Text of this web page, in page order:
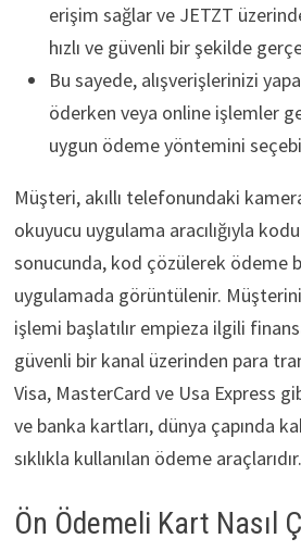
erişim sağlar ve JETZT
hızlı ve güvenli bir şekilde
Bu sayede, alışverişlerinizi
öderken veya online işlemler
uygun ödeme yöntemini
Müşteri, akıllı telefonundaki
okuyucu uygulama aracılığıyla
sonucunda, kod çözülerek ödeme
uygulamada görüntülenir.
işlemi başlatılır empieza ilgili
güvenli bir kanal üzerinden para
Visa, MasterCard ve Usa Express
ve banka kartları, dünya çapında
sıklıkla kullanılan ödeme araçlarıdır.
Ön Ödemeli Kart Nasıl